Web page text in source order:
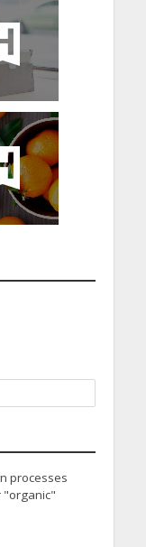
processes
"organic"